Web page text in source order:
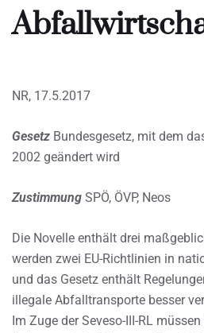
NR, 17.5.2017
Gesetz Bundesgesetz, mit dem
2002 geändert wird
Zustimmung SPÖ, ÖVP, Neos
Die Novelle enthält drei
werden zwei EU-Richtlinien in
und das Gesetz enthält
illegale Abfalltransporte besser
Im Zuge der Seveso-III-RL